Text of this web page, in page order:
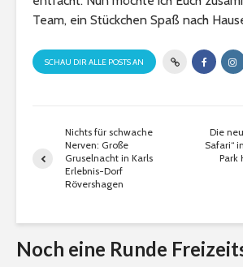
Team, ein Stückchen Spaß nach
SCHAU DIR ALLE POSTS AN
Nichts für schwache
Nerven: Große
Gruselnacht in Karls
Erlebnis-Dorf
Rövershagen
Die
Safari“
Park
Noch eine Runde